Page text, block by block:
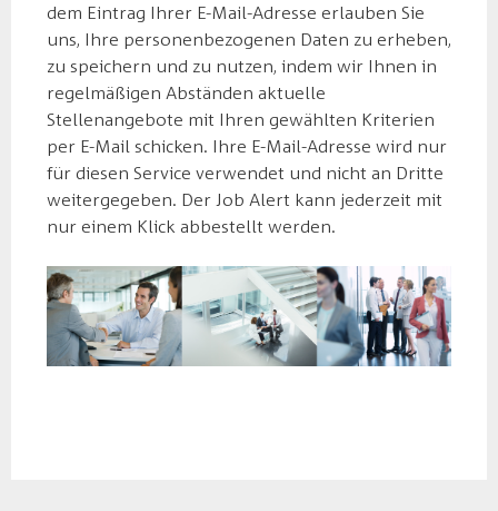
dem Eintrag Ihrer E-Mail-Adresse erlauben Sie
uns, Ihre personenbezogenen Daten zu erheben,
zu speichern und zu nutzen, indem wir Ihnen in
regelmäßigen Abständen aktuelle
Stellenangebote mit Ihren gewählten Kriterien
per E-Mail schicken. Ihre E-Mail-Adresse wird nur
für diesen Service verwendet und nicht an Dritte
weitergegeben. Der Job Alert kann jederzeit mit
nur einem Klick abbestellt werden.